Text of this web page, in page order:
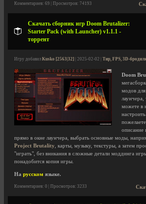
Комментариев: 69 | Просмотров: 74193
Скачать сборник игр Doom Brutalizer:
Starter Pack (with Launcher) v1.1.1 -
торрент
Игру добавил Kusko [2563|32] | 2025-02-02 | Тир, FPS, 3D-
Doom
модов для
можете в
описание
прямо в окне лаунчера, выбрать основные моды,
Project Brutality , карты, музыку, текстуры, а затем
"играть", без вникания в сложные детали моддинга
понадобится копия игры.
На русском языке.
Комментариев: 0 | Просмотров: 3233